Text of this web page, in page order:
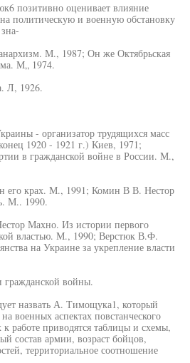
позитивно оценивает влияние
политическую и военную обстановку
М., 1987; Он же Октябрьская
М„ 1974.
Л, 1926.
- организатор трудящихся масс
1920 - 1921 г.) Киев, 1971;
в гражданской войне в России. М.,
его крах. М., 1991; Комин В В. Нестор
М.. 1990.
Махно. Из истории первого
властью. М., 1990; Верстюк В.Ф.
на Украине за укрепление власти
гражданской войны.
назвать А. Тимощука1, который
военных аспектах повстанческого
работе приводятся таблицы и схемы,
состав армии, возраст бойцов,
территориальное соотношение